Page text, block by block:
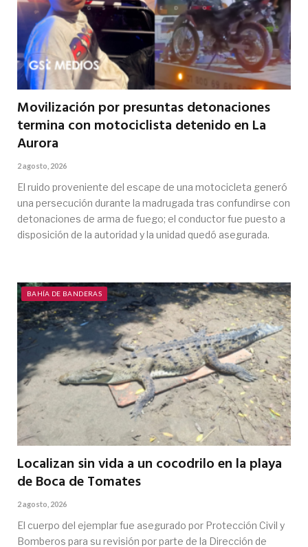
Movilización por presuntas detonaciones
termina con motociclista detenido en La
Aurora
2 agosto, 2026
El ruido proveniente del escape de una motocicleta generó
una persecución durante la madrugada tras confundirse con
detonaciones de arma de fuego; el conductor fue puesto a
disposición de la autoridad y la unidad quedó asegurada.
BAHÍA DE BANDERAS
Localizan sin vida a un cocodrilo en la playa
de Boca de Tomates
2 agosto, 2026
El cuerpo del ejemplar fue asegurado por Protección Civil y
Bomberos para su revisión por parte de la Dirección de